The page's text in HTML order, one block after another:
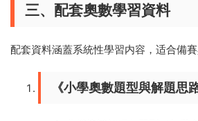
三、配套奧數學習資料
配套資料涵蓋系統性學習内容，适合備賽
《小學奧數題型與解題思